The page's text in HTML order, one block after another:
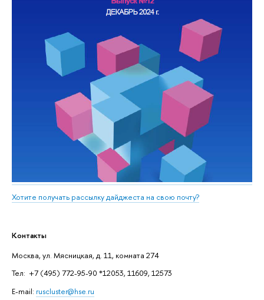
Хотите получать рассылку дайджеста на свою почту?
Контакты
Москва, ул. Мясницкая, д. 11, комната 274
Тел: +7 (495) 772-95-90 *12053, 11609, 12573
E-mail: ruscluster@hse.ru